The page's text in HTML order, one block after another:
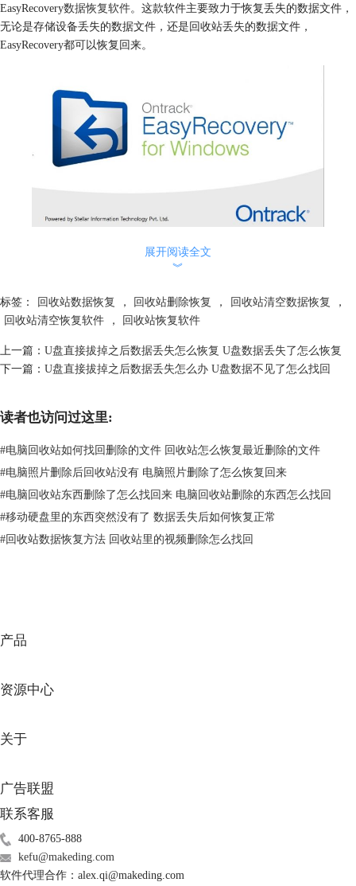
EasyRecovery数据恢复软件。这款软件主要致力于恢复丢失的数据文件，
无论是存储设备丢失的数据文件，还是回收站丢失的数据文件，
EasyRecovery都可以恢复回来。
图1：EasyRecovery
在回收站中删除的照片，需要使用数据恢复软件才能够恢复。下面使用
EasyRecovery给大家演示怎么恢复回收站删除的照片。
步”按钮。
收站存储路径，点击“选择”按钮，返回上一级操作窗口，点击“扫描”按
展开阅读全文
︾
标签： 回收站数据恢复 ， 回收站删除恢复 ， 回收站清空数据恢复
，
回收站清空恢复软件
， 回收站恢复软件
上一篇： U盘直接拔掉之后数据丢失怎么恢复 U盘数据丢失了怎么恢复
下一篇： U盘直接拔掉之后数据丢失怎么办 U盘数据不见了怎么找回
读者也访问过这里:
#电脑回收站如何找回删除的文件 回收站怎么恢复最近删除的文件
#电脑照片删除后回收站没有 电脑照片删除了怎么恢复回来
#电脑回收站东西删除了怎么找回来 电脑回收站删除的东西怎么找回
#移动硬盘里的东西突然没有了 数据丢失后如何恢复正常
#回收站数据恢复方法 回收站里的视频删除怎么找回
产品
资源中心
关于
广告联盟
联系客服
400-8765-888
kefu@makeding.com
软件代理合作：alex.qi@makeding.com